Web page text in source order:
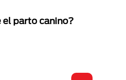
el parto canino?